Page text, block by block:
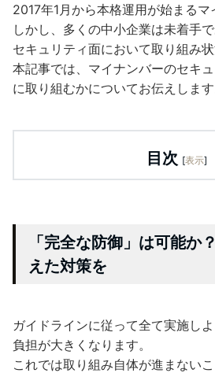
2017年1月から本格運用が始まるマ
しかし、多くの中小企業は未着手
セキュリティ面において取り組み状
本記事では、マイナンバーのセキ
に取り組むかについてお伝えします
目次 [表示]
「完全な防御」は可能か
えた対策を
ガイドラインに従って全て実施し
負担が大きくなります。
これでは取り組み自体が進まない